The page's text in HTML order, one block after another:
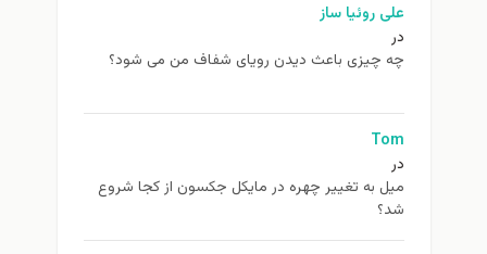
علی روئیا ساز
در
چه چیزی باعث دیدن رویای شفاف من می شود؟
Tom
در
ميل به تغيير چهره در مایکل جکسون از كجا شروع
شد؟